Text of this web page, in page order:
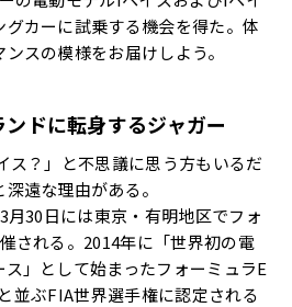
カーに試乗する機会を得た。体
スの模様をお届けしよう。
ドに転身するジャガー
ス？」と不思議に思う方もいるだ
遠な理由がある。
30日には東京・有明地区でフォ
される。2014年に「世界初の電
」として始まったフォーミュラE
並ぶFIA世界選手権に認定される